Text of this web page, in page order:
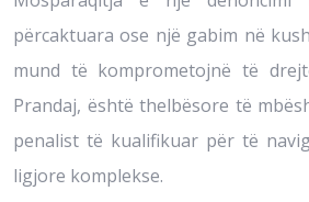
përcaktuara ose një gabim në
mund të komprometojnë të
Prandaj, është thelbësore të
penalist të kualifikuar për të
ligjore komplekse.